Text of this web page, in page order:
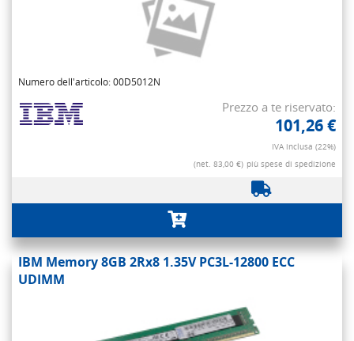
Numero dell'articolo: 00D5012N
Prezzo a te riservato:
101,26 €
IVA inclusa (22%)
(net. 83,00 €) più spese di spedizione
IBM Memory 8GB 2Rx8 1.35V PC3L-12800 ECC
UDIMM